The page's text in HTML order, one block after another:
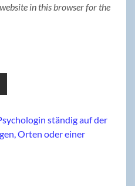
in this browser for the